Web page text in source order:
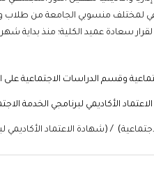
لمختلف منسوبي الجامعة من طلاب
منذ بداية شهر جمادى الآخرة عام 1430هـ،
وقسم الدراسات الاجتماعية على
الأكاديمي لبرنامجي الخدمة
) / (شهادة الاعتماد